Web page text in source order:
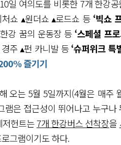
일 여의도를 비롯한 7개 한강
쇼 ▴원더쇼 ▴로드쇼 등 ‘빅쇼
강 꿈의 운동장 등 ‘스페셜 프
주 ▴펀 카니발 등‘슈퍼위크 특
즐기기
오는 5월 5일까지(4월은 매주
램은 접근성이 뛰어나고 누구나
헌트는7개 한강버스 선착장을
그램이기도 하다.